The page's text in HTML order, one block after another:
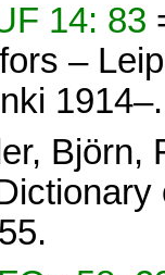
14: 83
–
1914–.
Björn,